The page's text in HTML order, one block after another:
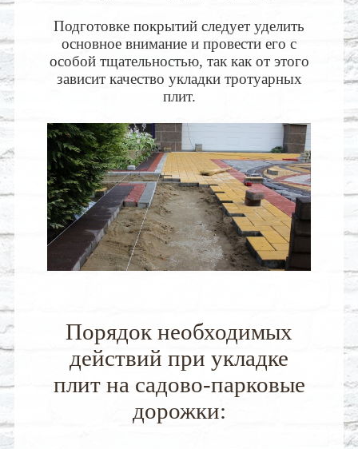
Подготовке покрытий следует уделить
основное внимание и провести его с
особой тщательностью, так как от этого
зависит качество укладки тротуарных
плит.
Порядок необходимых
действий при укладке
плит на садово-парковые
дорожки: